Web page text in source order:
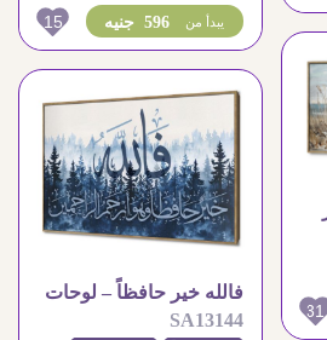
596 جنيه يبدأ من 15
31
فالله خير حافظاً – لوحات
مودرن
SA13144